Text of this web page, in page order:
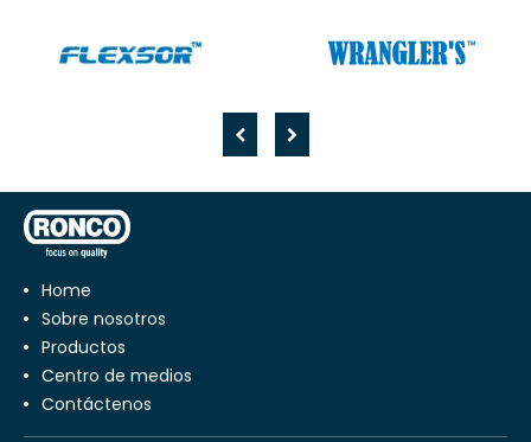
Home
Sobre nosotros
Productos
Centro de medios
Contáctenos